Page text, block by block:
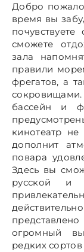
Добро
время вы
сможете
зала
правили
фрегатов, а
бассейн и
кинотеатр не
дополнит
повара
Здесь вы
русской и
огромный
редких